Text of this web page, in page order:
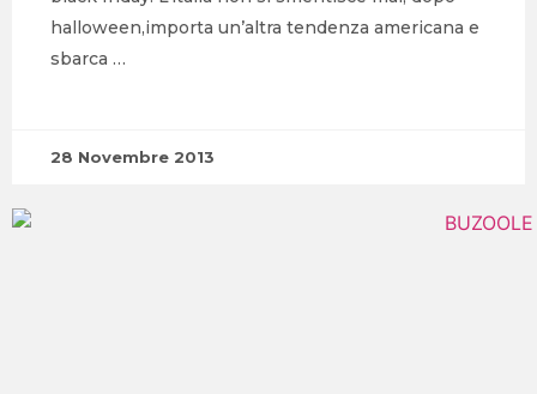
halloween,importa un’altra tendenza americana e
sbarca …
28 Novembre 2013